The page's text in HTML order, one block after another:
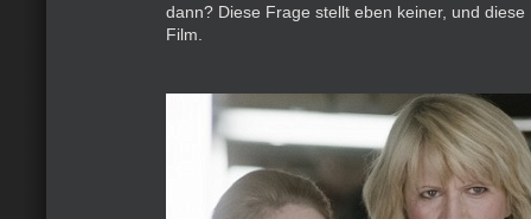
dann? Diese Frage stellt eben keiner, und
Film.